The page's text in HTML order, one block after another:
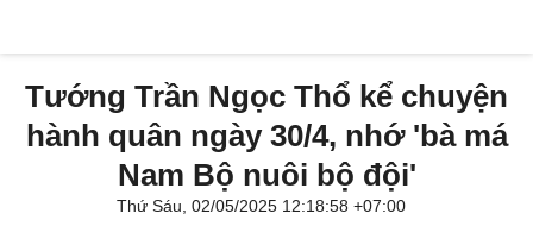
Tướng Trần Ngọc Thổ kể chuyện
hành quân ngày 30/4, nhớ 'bà má
Nam Bộ nuôi bộ đội'
Thứ Sáu, 02/05/2025 12:18:58 +07:00